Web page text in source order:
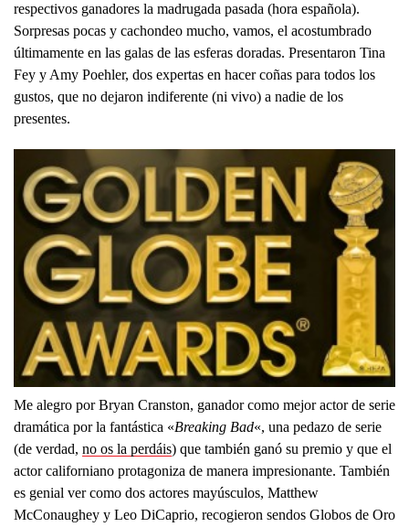
respectivos ganadores la madrugada pasada (hora española).
Sorpresas pocas y cachondeo mucho, vamos, el acostumbrado
últimamente en las galas de las esferas doradas. Presentaron Tina
Fey y Amy Poehler, dos expertas en hacer coñas para todos los
gustos, que no dejaron indiferente (ni vivo) a nadie de los
presentes.
Me alegro por Bryan Cranston, ganador como mejor actor de serie
dramática por la fantástica «Breaking Bad«, una pedazo de serie
(de verdad, no os la perdáis) que también ganó su premio y que el
actor californiano protagoniza de manera impresionante. También
es genial ver como dos actores mayúsculos, Matthew
McConaughey y Leo DiCaprio, recogieron sendos Globos de Oro